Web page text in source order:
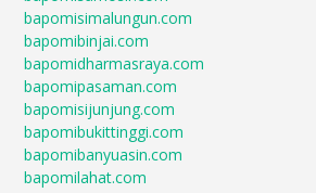
bapomisimalungun.com
bapomibinjai.com
bapomidharmasraya.com
bapomipasaman.com
bapomisijunjung.com
bapomibukittinggi.com
bapomibanyuasin.com
bapomilahat.com